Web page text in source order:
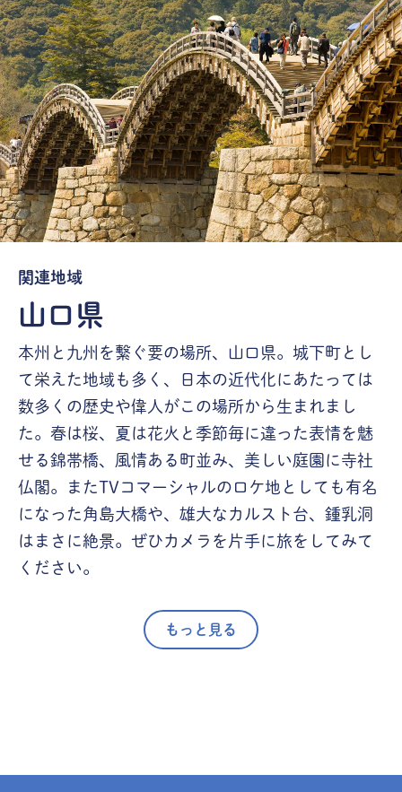
関連地域
山口県
本州と九州を繋ぐ要の場所、山口県。城下町とし
て栄えた地域も多く、日本の近代化にあたっては
数多くの歴史や偉人がこの場所から生まれまし
た。春は桜、夏は花火と季節毎に違った表情を魅
せる錦帯橋、風情ある町並み、美しい庭園に寺社
仏閣。またTVコマーシャルのロケ地としても有名
になった角島大橋や、雄大なカルスト台、鍾乳洞
はまさに絶景。ぜひカメラを片手に旅をしてみて
ください。
もっと見る